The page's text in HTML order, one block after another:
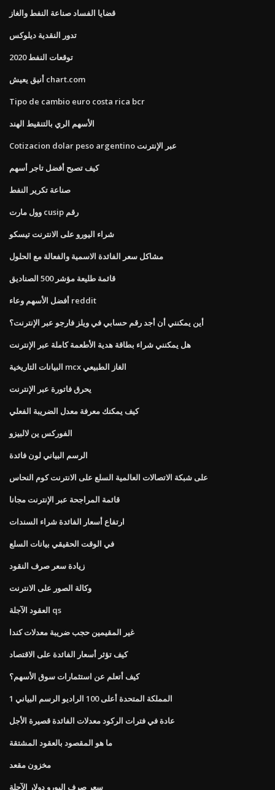
قضايا الفساد صناعة النفط والغاز
تدور النقدية ديلوكس
2020 توقعات النفط
أنيق يعيش chart.com
Tipo de cambio euro costa rica bcr
الأسهم الري بالتنقيط الهند
Cotizacion dolar peso argentino عبر الإنترنت
كيف تصبح أفضل تاجر أسهم
صناعة تكرير النفط
وول مارت cusip رقم
شراء اليورو على الانترنت تيسكو
مشاكل سعر الفائدة الاسمية والفعالة مع الحلول
قائمة طليعة مؤشر 500 الصناديق
أفضل الأسهم وعاء reddit
أين يمكنني أن أجد رقم حسابي في ويلز فارجو عبر الإنترنت؟
هل يمكنني شراء بطاقة هدية الأطعمة كاملة عبر الإنترنت
البيانات التاريخية mcx الغاز الطبيعي
يحرق فاتورة عبر الإنترنت
كيف يمكنك معرفة معدل الضريبة الفعلي
الفوركس ين لالبيزو
الرسم البياني لون فائدة
على شبكة الاتصالات العالمية السلع على الانترنت كوم النحاس
قائمة المراجحة عبر الإنترنت مجانا
ارتفاع أسعار الفائدة شراء السندات
في الوقت الحقيقي بيانات السلع
زيادة سعر صرف النقود
وكالة الصور على الانترنت
العقود الآجلة qs
غير المقيمين حجب ضريبة معدلات كندا
كيف تؤثر أسعار الفائدة على الاقتصاد
كيف أتعلم عن استثمارات سوق الأسهم؟
المملكة المتحدة أعلى 100 الراديو الرسم البياني 1
عادة في فترات الركود معدلات الفائدة قصيرة الأجل
ما هو المقصود بالعقود المشتقة
مخزون مقعد
سعر صرف اليورو دولار الآجلة